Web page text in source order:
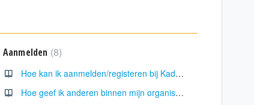
Aanmelden 8
Hoe kan ik aanmelden/registeren bij KadasterFinder?
Hoe geef ik anderen binnen mijn organisatie toegang tot KadasterFinder?